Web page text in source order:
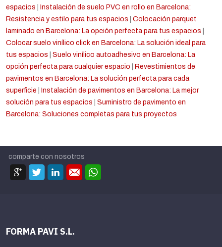
espacios
Instalación de suelo PVC en rollo en Barcelona:
Resistencia y estilo para tus espacios
Colocación parquet
laminado en Barcelona: La opción perfecta para tus espacios
Colocar suelo vinílico click en Barcelona: La solución ideal para
tus espacios
Suelo vinílico autoadhesivo en Barcelona: La
opción perfecta para cualquier espacio
Revestimientos de
pavimentos en Barcelona: La solución perfecta para cada
superficie
Instalación de pavimentos en Barcelona: La mejor
solución para tus espacios
Suministro de pavimento en
Barcelona: Soluciones completas para tus proyectos
comparte con nosotros
FORMA PAVI S.L.